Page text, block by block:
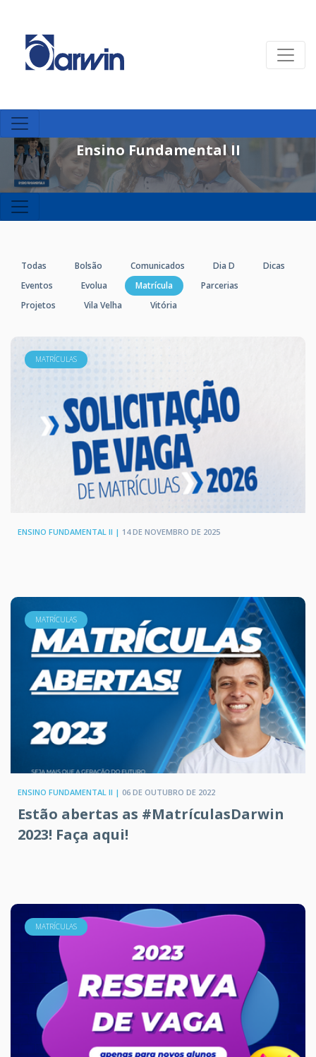
Ensino Fundamental II
Todas Bolsão Comunicados Dia D
Dicas
Eventos
Evolua Matrícula
Parcerias
Projetos
Vila Velha Vitória
MATRÍCULAS
ENSINO FUNDAMENTAL II | 14 DE NOVEMBRO DE 2025
MATRÍCULAS
ENSINO FUNDAMENTAL II | 06 DE OUTUBRO DE 2022
Estão abertas as #MatrículasDarwin
2023! Faça aqui!
MATRÍCULAS